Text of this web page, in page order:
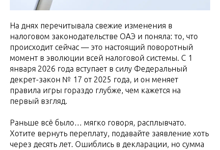
На днях перечитывала свежие изменения в
налоговом законодательстве ОАЭ и поняла: то, что
происходит сейчас — это настоящий поворотный
момент в эволюции всей налоговой системы. С 1
января 2026 года вступает в силу Федеральный
декрет-закон № 17 от 2025 года, и он меняет
правила игры гораздо глубже, чем кажется на
первый взгляд.
Раньше всё было… мягко говоря, расплывчато.
Хотите вернуть переплату, подавайте заявление хоть
через десять лет. Ошиблись в декларации, но сумма